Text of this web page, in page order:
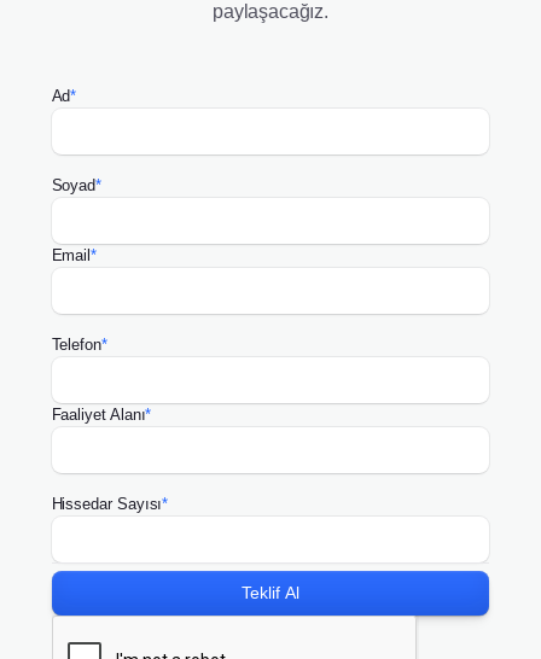
paylaşacağız.
Ad*
Soyad*
Email*
Telefon*
Faaliyet Alanı*
Hissedar Sayısı*